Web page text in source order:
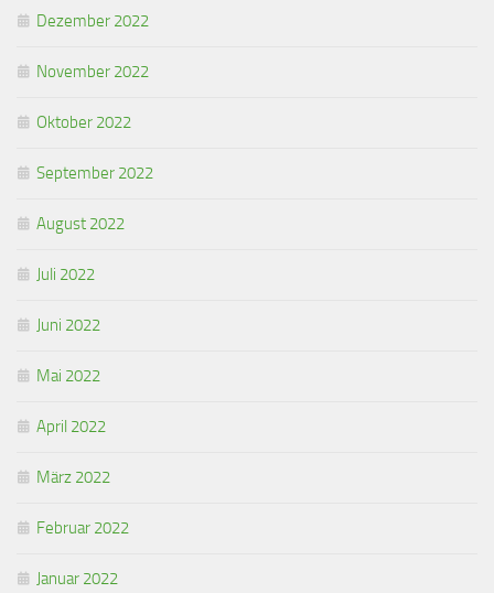
Dezember 2022
November 2022
Oktober 2022
September 2022
August 2022
Juli 2022
Juni 2022
Mai 2022
April 2022
März 2022
Februar 2022
Januar 2022